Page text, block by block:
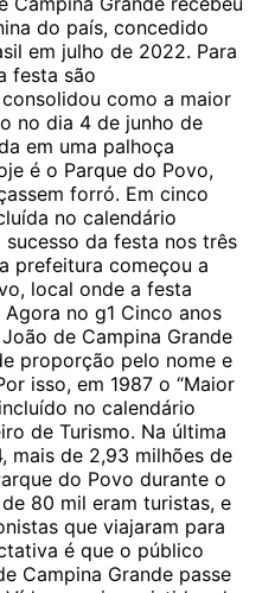
do país, concedido
em julho de 2022. Para
festa são
como a maior
no dia 4 de junho de
em uma palhoça
é o Parque do Povo,
forró. Em cinco
no calendário
da festa nos três
prefeitura começou a
local onde a festa
no g1 Cinco anos
de Campina Grande
proporção pelo nome e
isso, em 1987 o “Maior
no calendário
de Turismo. Na última
mais de 2,93 milhões de
do Povo durante o
80 mil eram turistas, e
que viajaram para
é que o público
Campina Grande passe